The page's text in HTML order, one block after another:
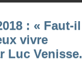
: « Faut-il
vivre
Luc Venisse.